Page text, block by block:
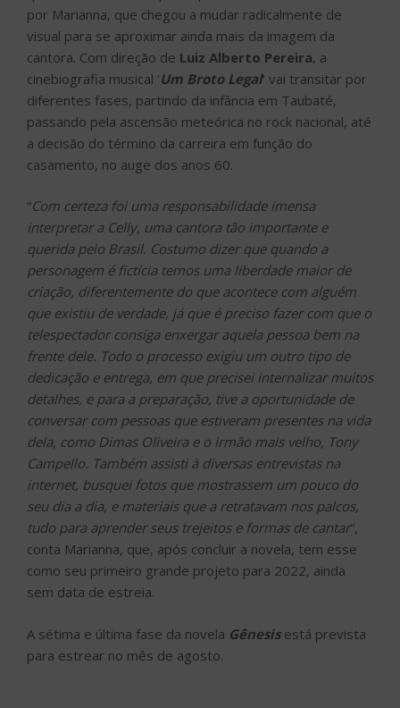
por Marianna, que chegou a mudar radicalmente de
visual para se aproximar ainda mais da imagem da
cantora. Com direção de Luiz Alberto Pereira, a
cinebiografia musical ‘Um Broto Legal‘ vai transitar por
diferentes fases, partindo da infância em Taubaté,
passando pela ascensão meteórica no rock nacional, até
a decisão do término da carreira em função do
casamento, no auge dos anos 60.
“Com certeza foi uma responsabilidade imensa
interpretar a Celly, uma cantora tão importante e
querida pelo Brasil. Costumo dizer que quando a
personagem é fictícia temos uma liberdade maior de
criação, diferentemente do que acontece com alguém
que existiu de verdade, já que é preciso fazer com que o
telespectador consiga enxergar aquela pessoa bem na
frente dele. Todo o processo exigiu um outro tipo de
dedicação e entrega, em que precisei internalizar muitos
detalhes, e para a preparação, tive a oportunidade de
conversar com pessoas que estiveram presentes na vida
dela, como Dimas Oliveira e o irmão mais velho, Tony
Campello. Também assisti à diversas entrevistas na
internet, busquei fotos que mostrassem um pouco do
seu dia a dia, e materiais que a retratavam nos palcos,
tudo para aprender seus trejeitos e formas de cantar“,
conta Marianna, que, após concluir a novela, tem esse
como seu primeiro grande projeto para 2022, ainda
sem data de estreia.
A sétima e última fase da novela Gênesis está prevista
para estrear no mês de agosto.